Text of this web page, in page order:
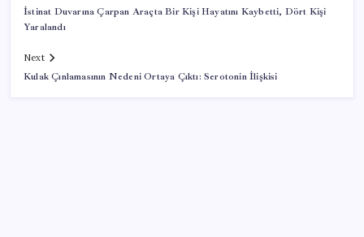
İstinat Duvarına Çarpan Araçta Bir Kişi Hayatını Kaybetti, Dört Kişi
Yaralandı
Next
Kulak Çınlamasının Nedeni Ortaya Çıktı: Serotonin İlişkisi